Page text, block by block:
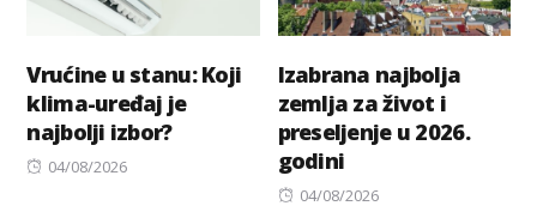
Vrućine u stanu: Koji
klima-uređaj je
najbolji izbor?
Posted
04/08/2026
Izabrana najbolja
zemlja za život i
preseljenje u 2026.
godini
Posted
04/08/2026